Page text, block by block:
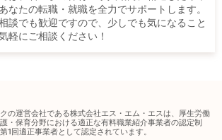
なたの転職・就職を全力でサポートします。
談でも歓迎ですので、少しでも気になること
軽にご相談ください！
の運営会社である株式会社エス・エム・エスは、厚生労働
・保育分野における適正な有料職業紹介事業者の認定制
1回適正事業者として認定されています。